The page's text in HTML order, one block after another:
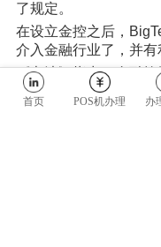
了规定。
在设立金控之后，
介入金融行业了，并有
《办法》指出，金融
间、其所控股机构之
团队、信息技术系统
首页 POS机办理 办